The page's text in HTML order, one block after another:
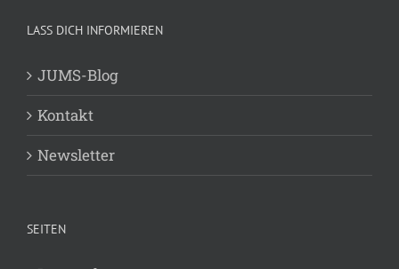
LASS DICH INFORMIEREN
JUMS-Blog
Kontakt
Newsletter
SEITEN